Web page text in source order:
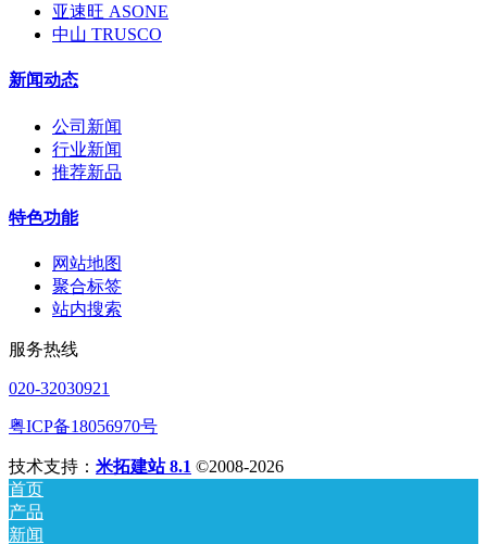
亚速旺 ASONE
中山 TRUSCO
新闻动态
公司新闻
行业新闻
推荐新品
特色功能
网站地图
聚合标签
站内搜索
服务热线
020-32030921
粤ICP备18056970号
技术支持： 米拓建站 8.1 ©2008-2026
首页
产品
新闻